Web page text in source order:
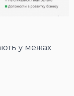
у межах